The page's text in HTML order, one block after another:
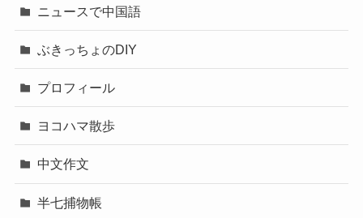
ニュースで中国語
ぶきっちょのDIY
プロフィール
ヨコハマ散歩
中文作文
半七捕物帳